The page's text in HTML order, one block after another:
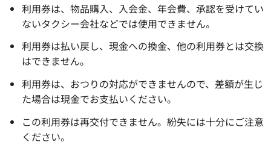
利用券は、物品購入、入会金、年会費、承認を受けてい
ないタクシー会社などでは使用できません。
利用券は払い戻し、現金への換金、他の利用券とは交換
はできません。
利用券は、おつりの対応ができませんので、差額が生じ
た場合は現金でお支払いください。
この利用券は再交付できません。紛失には十分にご注意
ください。